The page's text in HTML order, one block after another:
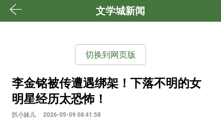
文学城新闻
切换到网页版
李金铭被传遭遇绑架！下落不明的女
明星经历太恐怖！
扒小妹儿 2026-05-09 08:41:58